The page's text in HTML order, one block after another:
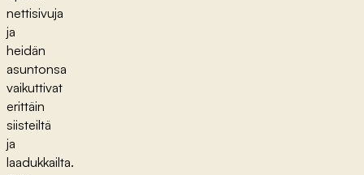
nettisivuja
ja
heidän
asuntonsa
vaikuttivat
erittäin
siisteiltä
ja
laadukkailta.